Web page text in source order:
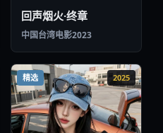
回声烟火·终章
中国台湾电影2023
精选 2025